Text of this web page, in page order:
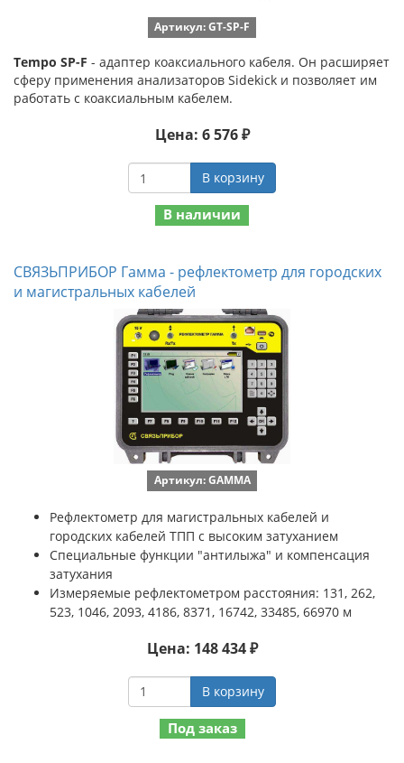
Артикул: GT-SP-F
Tempo SP-F - адаптер коаксиального кабеля. Он расширяет
сферу применения анализаторов Sidekick и позволяет им
работать с коаксиальным кабелем.
Цена: 6 576 ₽
В корзину
В наличии
СВЯЗЬПРИБОР Гамма - рефлектометр для городских
и магистральных кабелей
Артикул: GAMMA
Рефлектометр для магистральных кабелей и
городских кабелей ТПП с высоким затуханием
Специальные функции "антилыжа" и компенсация
затухания
Измеряемые рефлектометром расстояния: 131, 262,
523, 1046, 2093, 4186, 8371, 16742, 33485, 66970 м
Цена: 148 434 ₽
В корзину
Под заказ